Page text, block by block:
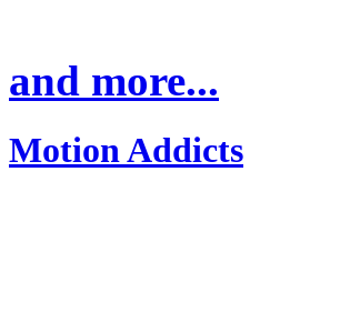
and more...
Motion Addicts